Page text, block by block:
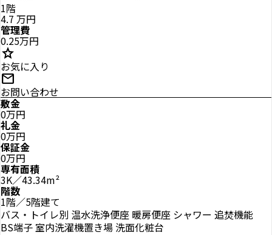
1階
4.7 万円
管理費
0.25万円
star
お気に入り
mail
お問い合わせ
敷金
0万円
礼金
0万円
保証金
0万円
専有面積
3K／43.34m²
階数
1階／5階建て
バス・トイレ別 温水洗浄便座 暖房便座 シャワー 追焚機能
BS端子 室内洗濯機置き場 洗面化粧台